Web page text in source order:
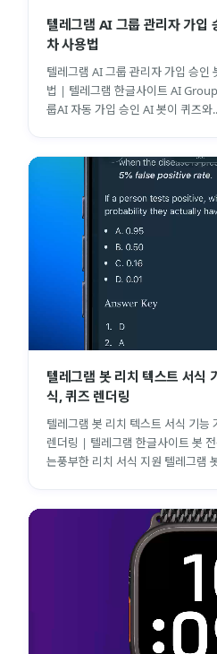
텔레그램 AI 그룹 관리자 가입
차 사용법
텔레그램 AI 그룹 관리자 가입 승인
법 | 텔레그램 한글사이트 AI
룹AI 자동 가입 승인 AI 봇이 퀴즈와
텔레그램 봇 리치 텍스트 서식
식, 퀴즈 렌더링
텔레그램 봇 리치 텍스트 서식 기능
렌더링 | 텔레그램 한글사이트 봇
는풍부한 리치 서식 지원 텔레그램